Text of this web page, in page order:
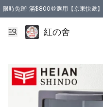
限時免運! 滿$800並選用【京東快遞】
紅の舍